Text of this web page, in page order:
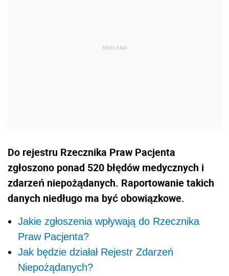
Do rejestru Rzecznika Praw Pacjenta
zgłoszono ponad 520 błędów medycznych i
zdarzeń niepożądanych. Raportowanie takich
danych niedługo ma być obowiązkowe.
Jakie zgłoszenia wpływają do Rzecznika
Praw Pacjenta?
Jak będzie działał Rejestr Zdarzeń
Niepożądanych?